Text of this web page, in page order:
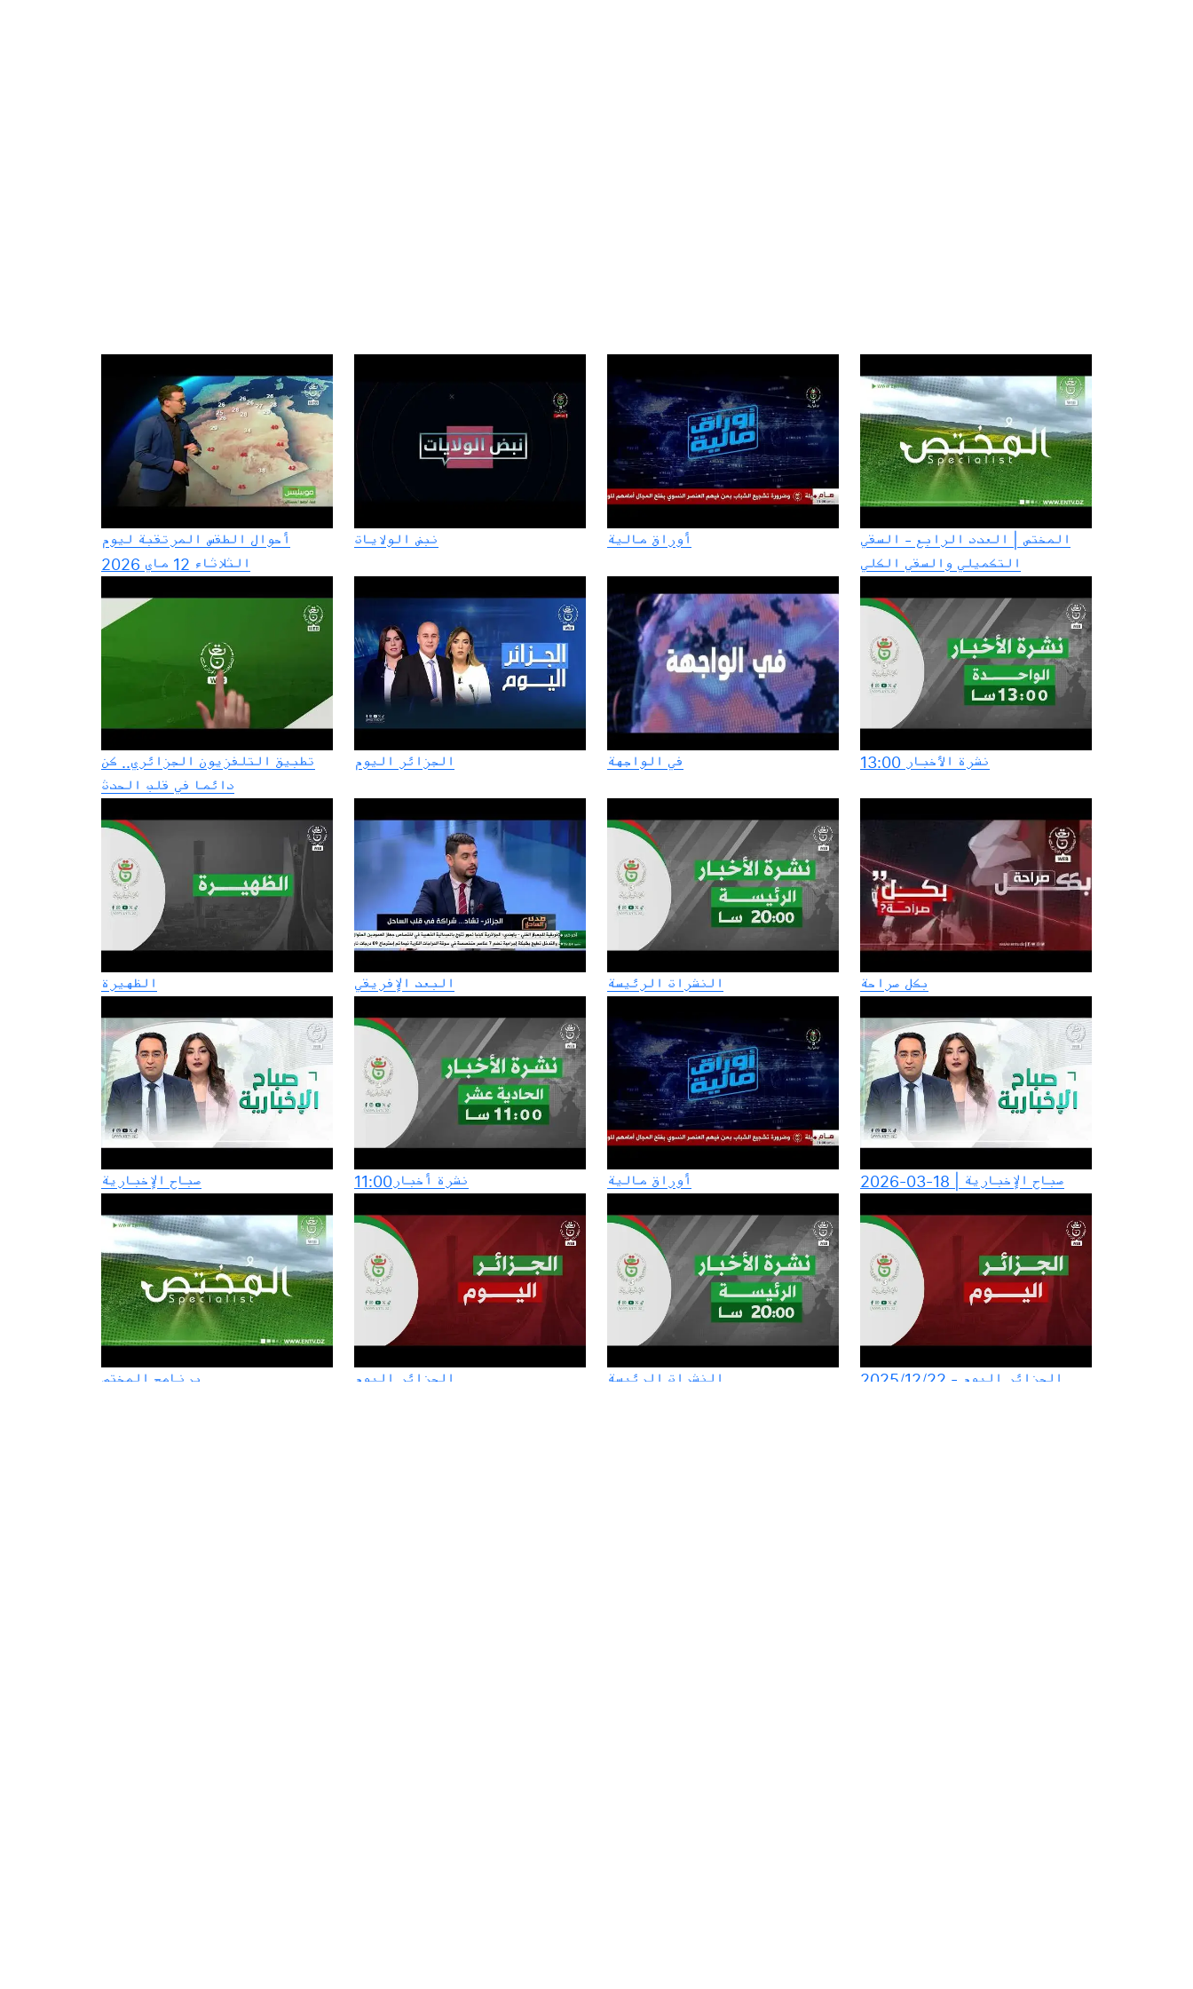
أحوال الطقس المرتقبة ليوم
الثلاثاء 12 ماي 2026
نبض الولايات أوراق مالية
المختص | العدد الرابع - السقي
التكميلي والسقي الكلي
تطبيق التلفزيون الجزائري.. كن
دائما في قلب الحدث
الجزائر اليوم في الواجهة نشرة الأخبار 13:00
الظهيرة البعد الإفريقي النشرات الرئيسة بكل صراحة
صباح الإخبارية نشرة أخبار11:00 أوراق مالية صباح الإخبارية | 18-03-2026
برنامج المختص الجزائر اليوم النشرات الرئيسة الجزائر اليوم - 2025/12/22